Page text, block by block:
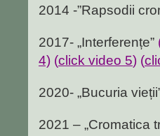
2014 -”Rapsodii
2017- „Interferențe”
4) (click video 5) (
2020- „Bucuria
2021 – „Cromatica